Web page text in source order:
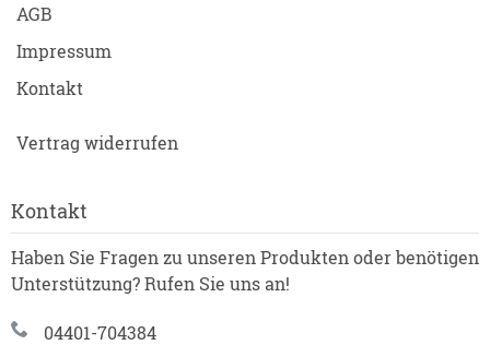
AGB
Impressum
Kontakt
Vertrag widerrufen
Kontakt
Haben Sie Fragen zu unseren Produkten oder benötigen
Unterstützung? Rufen Sie uns an!
04401-704384